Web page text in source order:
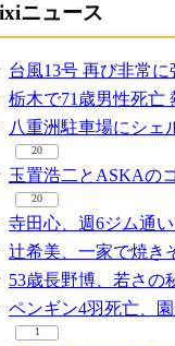
ニュース
台風13号 再び非常に
栃木で71歳男性死亡
八重洲駐車場にシェ
20
玉置浩二とASKAの
20
寺田心、週6ジム通
辻希美、一家で焼き
53歳長野博、若さの
ペンギン4羽死亡、
1